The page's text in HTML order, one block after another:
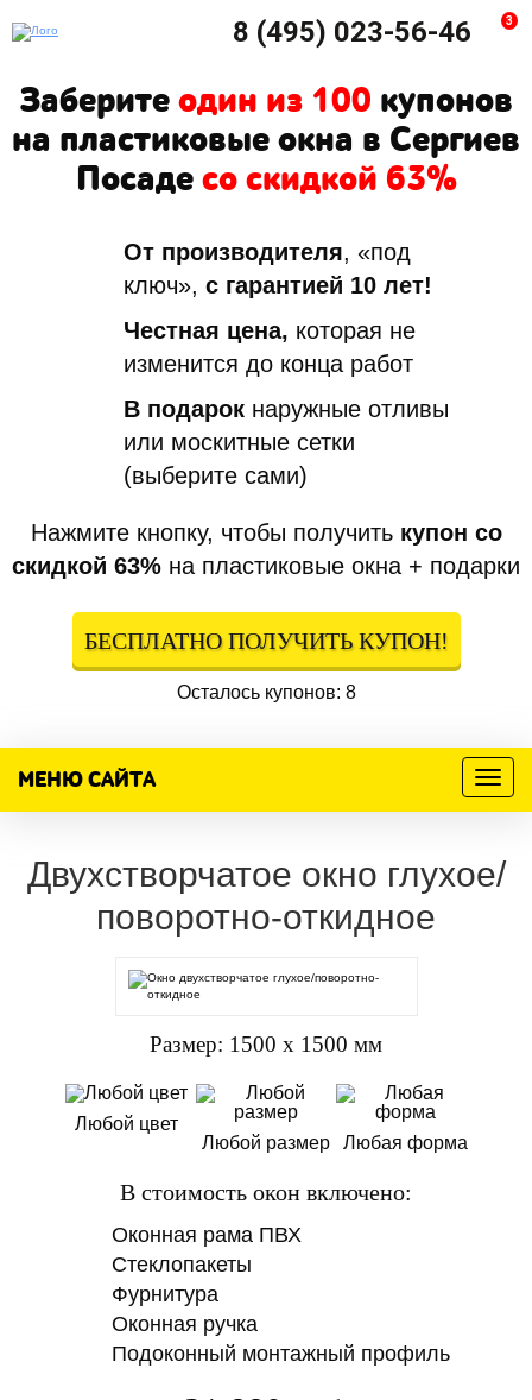
8 (495) 023-56-46 3
Заберитеодин из 100 купонов
на пластиковые окна в Сергиев
Посадесо скидкой 63%
От производителя, «под
ключ», с гарантией 10 лет!
Честная цена, которая не
изменится до конца работ
В подарок наружные отливы
или москитные сетки
(выберите сами)
Нажмите кнопку, чтобы получить купон со
скидкой 63% на пластиковые окна + подарки
БЕСПЛАТНО ПОЛУЧИТЬ КУПОН!
Осталось купонов: 8
Меню
МЕНЮ САЙТА
Двухстворчатое окно глухое/
поворотно-откидное
Размер: 1500 х 1500 мм
Любой цвет
Любой размер
Любая форма
В стоимость окон включено:
Оконная рама ПВХ
Стеклопакеты
Фурнитура
Оконная ручка
Подоконный монтажный профиль